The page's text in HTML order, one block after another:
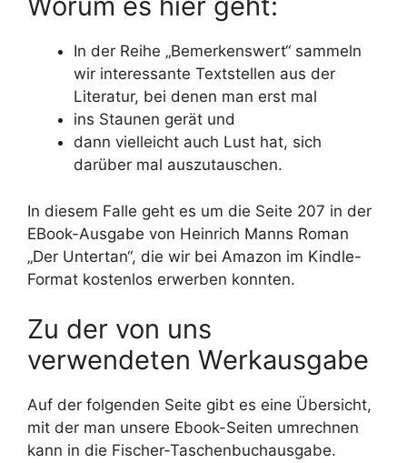
In der Reihe „Bemerkenswert“ sammeln
wir interessante Textstellen aus der
Literatur, bei denen man erst mal
ins Staunen gerät und
dann vielleicht auch Lust hat, sich
darüber mal auszutauschen.
In diesem Falle geht es um die Seite 207 in der
EBook-Ausgabe von Heinrich Manns Roman
„Der Untertan“, die wir bei Amazon im Kindle-
Format kostenlos erwerben konnten.
Zu der von uns
verwendeten Werkausgabe
Auf der folgenden Seite gibt es eine Übersicht,
mit der man unsere Ebook-Seiten umrechnen
kann in die Fischer-Taschenbuchausgabe.